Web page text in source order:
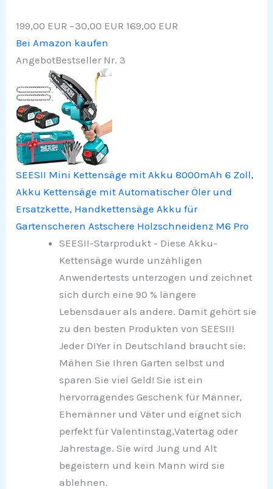
199,00 EUR −30,00 EUR 169,00 EUR
Bei Amazon kaufen
AngebotBestseller Nr. 3
SEESII Mini Kettensäge mit Akku 8000mAh 6 Zoll,
Akku Kettensäge mit Automatischer Öler und
Ersatzkette, Handkettensäge Akku für
Gartenscheren Astschere Holzschneidenz M6 Pro
SEESII-Starprodukt - Diese Akku-
Kettensäge wurde unzähligen
Anwendertests unterzogen und zeichnet
sich durch eine 90 % längere
Lebensdauer als andere. Damit gehört sie
zu den besten Produkten von SEESII!
Jeder DIYer in Deutschland braucht sie:
Mähen Sie Ihren Garten selbst und
sparen Sie viel Geld! Sie ist ein
hervorragendes Geschenk für Männer,
Ehemänner und Väter und eignet sich
perfekt für Valentinstag,Vatertag oder
Jahrestage. Sie wird Jung und Alt
begeistern und kein Mann wird sie
ablehnen.